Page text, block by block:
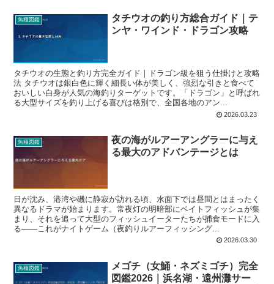
魚種図鑑
タチウオの釣り方総合ガイド｜テ
ンヤ・ワインド・ドラゴン攻略
タチウオの生態と釣り方完全ガイド｜ドラゴン級を狙う仕掛けと攻略
法 タチウオは銀白色に輝く細長い体が美しく、強烈な引きと食べて
おいしい白身が人気の海釣りターゲットです。「ドラゴン」と呼ばれ
る大型サイズを釣り上げる喜びは格別で、全国各地のアン...
2026.03.23
魚種図鑑
夜の海がルアーアングラーに与え
る最大のアドバンテージとは
日が沈み、港湾や磯に静寂が訪れる頃、水面下では昼間とはまったく
異なるドラマが始まります。常夜灯の明暗部にベイトフィッシュが集
まり、それを追って大型のフィッシュイーターたちが捕食モードに入
る――これがナイトゲーム（夜釣りルアーフィッシング...
2026.03.30
魚種図鑑
メゴチ（女鯒・ネズミゴチ）完全
図鑑2026｜浜名湖・遠州灘サー